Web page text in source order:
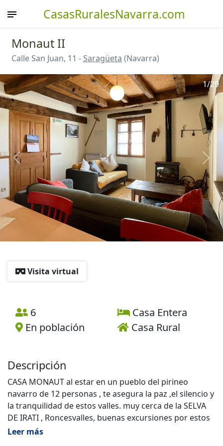
CasasRuralesNavarra.com
Monaut II
Calle San Juan, 11 - Saragüeta (Navarra)
Anterior
1/29
Visita virtual
6
Casa Entera
En población
Casa Rural
Descripción
CASA MONAUT al estar en un pueblo del pirineo
navarro de 12 personas , te asegura la paz ,el silencio y
la tranquilidad de estos valles. muy cerca de la SELVA
DE IRATI , Roncesvalles, buenas excursiones por estos
montes http://pirineodenavarra.blogspot.com, es un
Leer más